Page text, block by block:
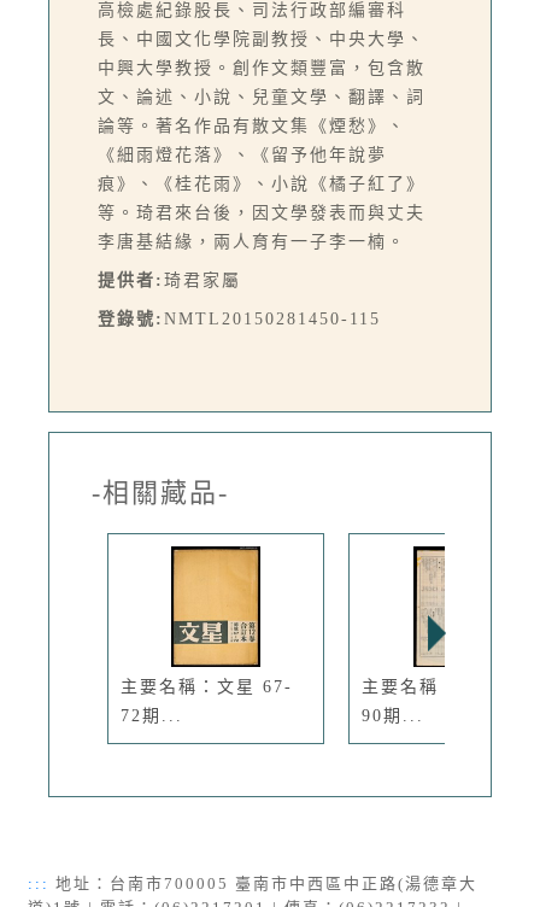
高檢處紀錄股長、司法行政部編審科
長、中國文化學院副教授、中央大學、
中興大學教授。創作文類豐富，包含散
文、論述、小說、兒童文學、翻譯、詞
論等。著名作品有散文集《煙愁》、
《細雨燈花落》、《留予他年說夢
痕》、《桂花雨》、小說《橘子紅了》
等。琦君來台後，因文學發表而與丈夫
李唐基結緣，兩人育有一子李一楠。
提供者: 琦君家屬
登錄號: NMTL20150281450-115
-相關藏品-
主要名稱：文星 67-
72期...
主要名稱：文星 85-
90期...
::: 地址：台南市700005 臺南市中西區中正路(湯德章大